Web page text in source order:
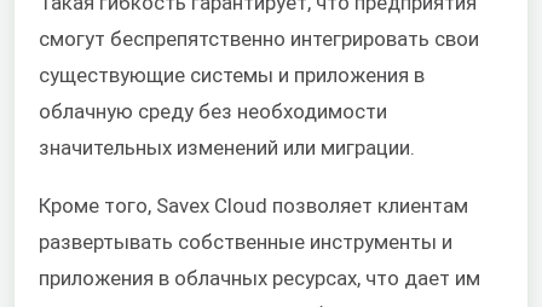
смогут беспрепятственно интегрировать свои
существующие системы и приложения в
облачную среду без необходимости
значительных изменений или миграции.
Кроме того, Savex Cloud позволяет клиентам
развертывать собственные инструменты и
приложения в облачных ресурсах, что дает им